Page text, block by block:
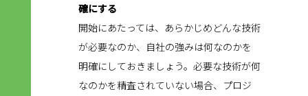
確にする
開始にあたっては、あらかじめどんな技術
が必要なのか、自社の強みは何なのかを
明確にしておきましょう。必要な技術が何
なのかを精査されていない場合、プロジ